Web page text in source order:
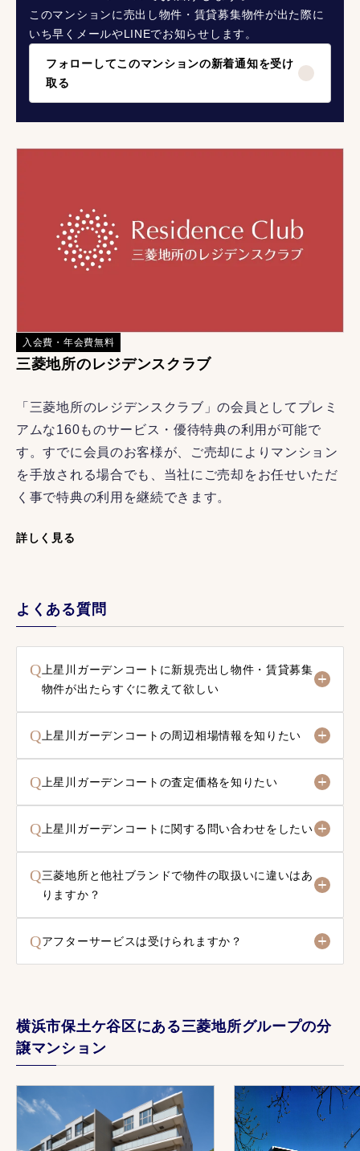
このマンションに売出し物件・賃貸募集物件が出た際に
いち早くメールやLINEでお知らせします。
フォローしてこのマンションの新着通知を受け
取る
入会費・年会費無料
三菱地所のレジデンスクラブ
「三菱地所のレジデンスクラブ」の会員としてプレミ
アムな160ものサービス・優待特典の利用が可能で
す。すでに会員のお客様が、ご売却によりマンション
を手放される場合でも、当社にご売却をお任せいただ
く事で特典の利用を継続できます。
詳しく見る
よくある質問
Q 上星川ガーデンコートに新規売出し物件・賃貸募集
物件が出たらすぐに教えて欲しい
Q 上星川ガーデンコートの周辺相場情報を知りたい
Q 上星川ガーデンコートの査定価格を知りたい
Q 上星川ガーデンコートに関する問い合わせをしたい
Q三菱地所と他社ブランドで物件の取扱いに違いはあ
りますか？
Qアフターサービスは受けられますか？
横浜市保土ケ谷区にある三菱地所グループの分
譲マンション